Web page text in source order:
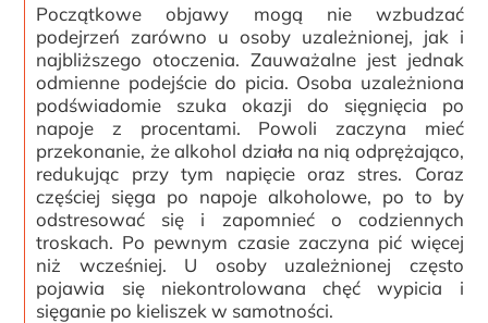
Początkowe objawy mogą nie wzbudzać
podejrzeń zarówno u osoby uzależnionej, jak i
najbliższego otoczenia. Zauważalne jest jednak
odmienne podejście do picia. Osoba uzależniona
podświadomie szuka okazji do sięgnięcia po
napoje z procentami. Powoli zaczyna mieć
przekonanie, że alkohol działa na nią odprężająco,
redukując przy tym napięcie oraz stres. Coraz
częściej sięga po napoje alkoholowe, po to by
odstresować się i zapomnieć o codziennych
troskach. Po pewnym czasie zaczyna pić więcej
niż wcześniej. U osoby uzależnionej często
pojawia się niekontrolowana chęć wypicia i
sięganie po kieliszek w samotności.